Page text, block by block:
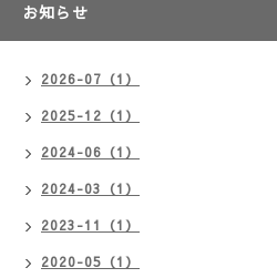
お知らせ
2026-07（1）
2025-12（1）
2024-06（1）
2024-03（1）
2023-11（1）
2020-05（1）